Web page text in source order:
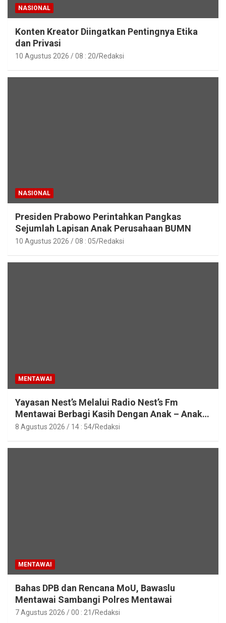
NASIONAL
Konten Kreator Diingatkan Pentingnya Etika
dan Privasi
10 Agustus 2026 / 08 : 20 Redaksi
NASIONAL
Presiden Prabowo Perintahkan Pangkas
Sejumlah Lapisan Anak Perusahaan BUMN
10 Agustus 2026 / 08 : 05 Redaksi
MENTAWAI
Yayasan Nest’s Melalui Radio Nest’s Fm
Mentawai Berbagi Kasih Dengan Anak – Anak
Asrama SMAN 2 Sipora
8 Agustus 2026 / 14 : 54 Redaksi
MENTAWAI
Bahas DPB dan Rencana MoU, Bawaslu
Mentawai Sambangi Polres Mentawai
7 Agustus 2026 / 00 : 21 Redaksi